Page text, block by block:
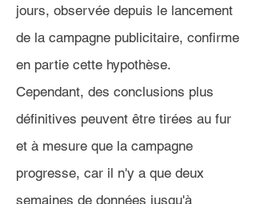
jours, observée depuis le lancement
de la campagne publicitaire, confirme
en partie cette hypothèse.
Cependant, des conclusions plus
définitives peuvent être tirées au fur
et à mesure que la campagne
progresse, car il n'y a que deux
semaines de données jusqu'à